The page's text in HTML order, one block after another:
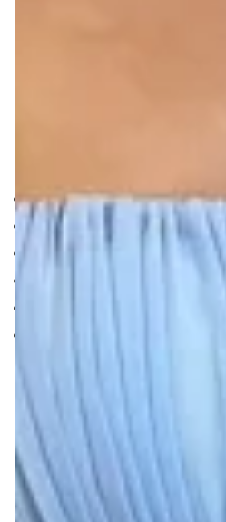
Trabalhado em tule com
Echarpe
Detalhes na cintura
esclarecer todas as suas
Whatsapp e fale com nossa
**O envio do seu pedido está
estoque**